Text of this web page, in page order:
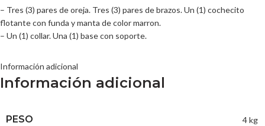
– Tres (3) pares de oreja. Tres (3) pares de brazos. Un (1) cochecito
flotante con funda y manta de color marron.
– Un (1) collar. Una (1) base con soporte.
Información adicional
Información adicional
PESO 4 kg